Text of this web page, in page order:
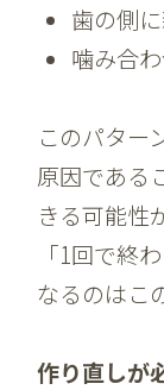
歯の側
噛み合
このパター
原因である
きる可能性
「1回で終
なるのはこ
作り直しが